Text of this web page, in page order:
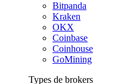
Bitpanda
Kraken
OKX
Coinbase
Coinhouse
GoMining
Types de brokers